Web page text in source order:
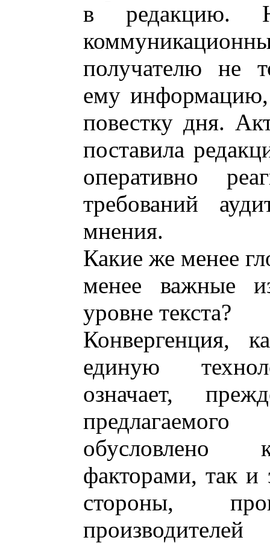
в редакцию.
получателю не
ему
повестку дня.
поставила
оперативно
требований
мнения.
Какие же менее
менее важные
уровне текста?
Конвергенция,
единую
означает,
обусловлено
факторами, так
стороны,